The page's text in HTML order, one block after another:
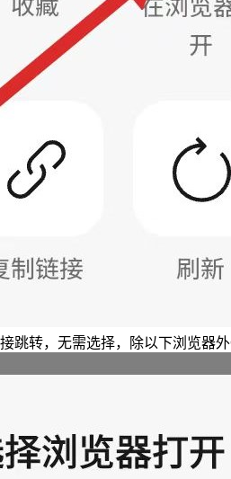
跳转，无需选择，除以下浏览器